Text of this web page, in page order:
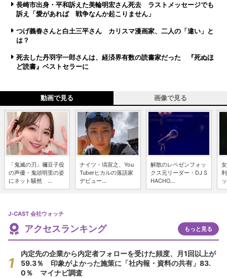
長崎市出身・平和訴えた美輪明宏さん死去 ラストメッセージでも
訴え「愛があれば 戦争なんか起こりません」
つげ義春さんと白土三平さん カリスマ漫画家、二人の「違い」と
は？
死去した丹羽宇一郎さんは、経済界有数の読書家だった 『死ぬほ
ど読書』ベストセラーに
動画で見る 画像で見る
「鬼滅の刃」禰豆子役
の声優・鬼頭明里の姿
にネット騒然 ...
ナイツ・塙宣之、You
Tuberヒカルの落語家
デビュー...
解散のレペゼンフォッ
クス元リーダー・DJ S
HACHO...
J-CAST 会社ウォッチ
アクセスランキング もっと見る
内定先の企業から内定者フォローを受けた頻度、月1回以上が
59.3％ 印象がよかった施策に「社内報・資料の共有」83.
0％ マイナビ調査